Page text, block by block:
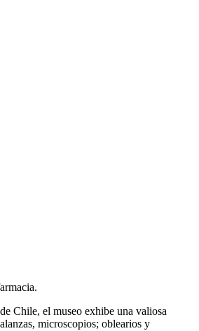
Chile, el museo exhibe una valiosa
microscopios; oblearios y